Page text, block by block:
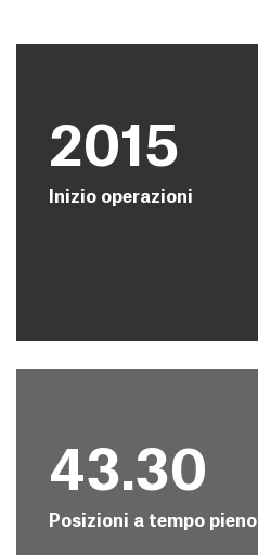
2015
Inizio operazioni
43.30
Posizioni a tempo pieno